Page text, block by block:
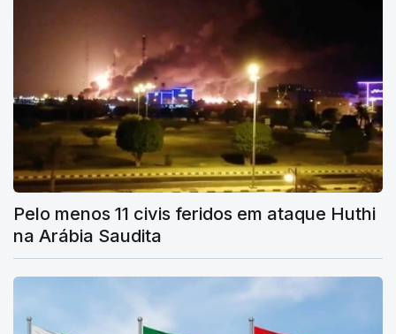
Pelo menos 11 civis feridos em ataque Huthi
na Arábia Saudita